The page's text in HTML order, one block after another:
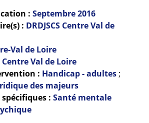
: Septembre2016
: DRDJSCS Centre Val de
Val de Loire
Centre Val de Loire
: Handicap - adultes;
des majeurs
: Santé mentale